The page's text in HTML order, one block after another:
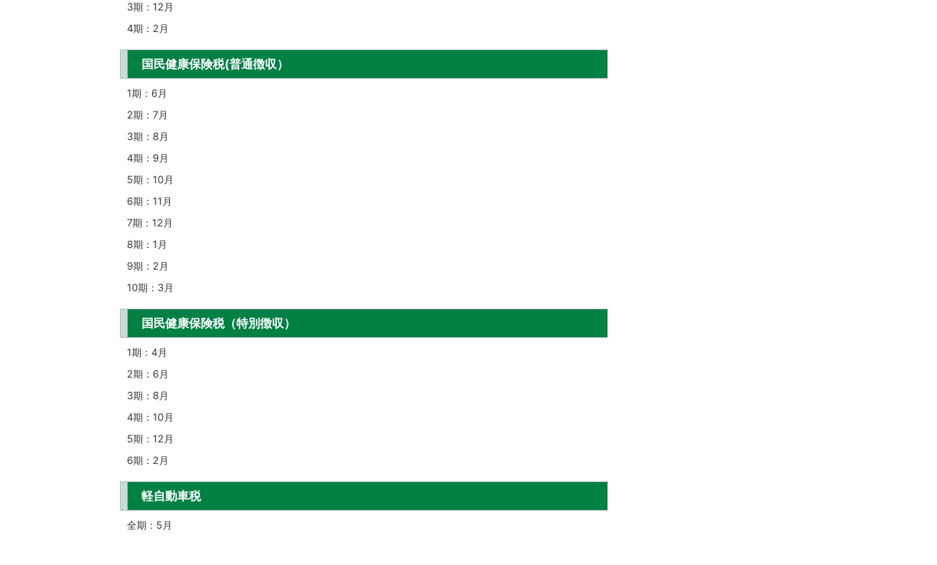
3期：12月
4期：2月
国民健康保険税(普通徴収）
1期：6月
2期：7月
3期：8月
4期：9月
5期：10月
6期：11月
7期：12月
8期：1月
9期：2月
10期：3月
国民健康保険税（特別徴収）
1期：4月
2期：6月
3期：8月
4期：10月
5期：12月
6期：2月
軽自動車税
全期：5月